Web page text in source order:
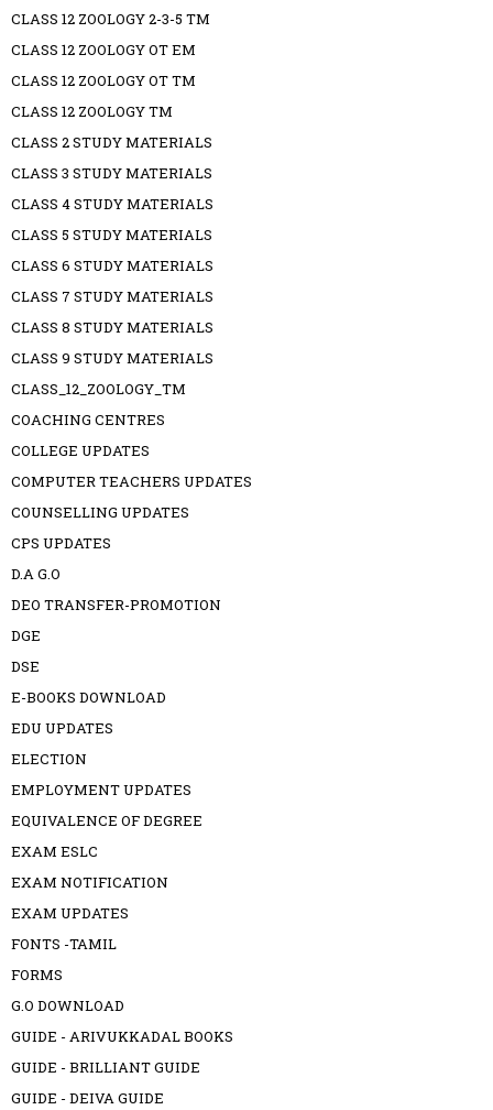
CLASS 12 ZOOLOGY 2-3-5 TM
CLASS 12 ZOOLOGY OT EM
CLASS 12 ZOOLOGY OT TM
CLASS 12 ZOOLOGY TM
CLASS 2 STUDY MATERIALS
CLASS 3 STUDY MATERIALS
CLASS 4 STUDY MATERIALS
CLASS 5 STUDY MATERIALS
CLASS 6 STUDY MATERIALS
CLASS 7 STUDY MATERIALS
CLASS 8 STUDY MATERIALS
CLASS 9 STUDY MATERIALS
CLASS_12_ZOOLOGY_TM
COACHING CENTRES
COLLEGE UPDATES
COMPUTER TEACHERS UPDATES
COUNSELLING UPDATES
CPS UPDATES
D.A G.O
DEO TRANSFER-PROMOTION
DGE
DSE
E-BOOKS DOWNLOAD
EDU UPDATES
ELECTION
EMPLOYMENT UPDATES
EQUIVALENCE OF DEGREE
EXAM ESLC
EXAM NOTIFICATION
EXAM UPDATES
FONTS -TAMIL
FORMS
G.O DOWNLOAD
GUIDE - ARIVUKKADAL BOOKS
GUIDE - BRILLIANT GUIDE
GUIDE - DEIVA GUIDE